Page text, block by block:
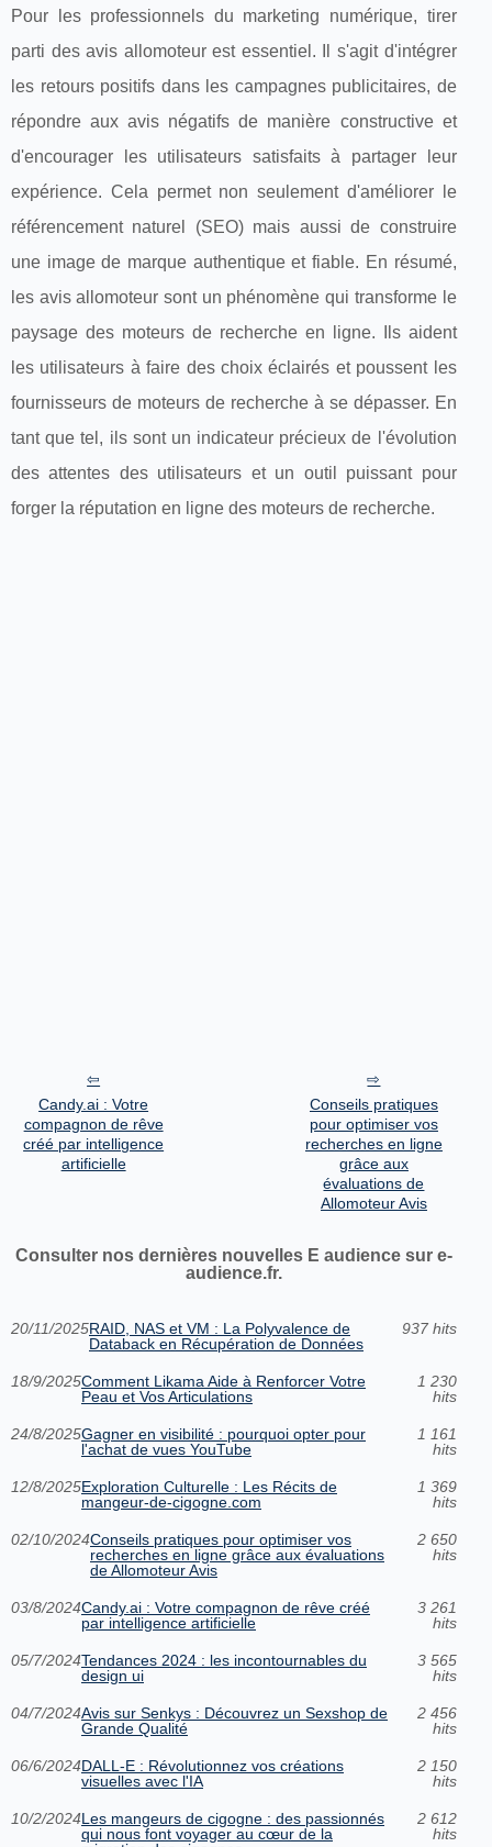
Pour les professionnels du marketing numérique, tirer
parti des avis allomoteur est essentiel. Il s'agit d'intégrer
les retours positifs dans les campagnes publicitaires, de
répondre aux avis négatifs de manière constructive et
d'encourager les utilisateurs satisfaits à partager leur
expérience. Cela permet non seulement d'améliorer le
référencement naturel (SEO) mais aussi de construire
une image de marque authentique et fiable. En résumé,
les avis allomoteur sont un phénomène qui transforme le
paysage des moteurs de recherche en ligne. Ils aident
les utilisateurs à faire des choix éclairés et poussent les
fournisseurs de moteurs de recherche à se dépasser. En
tant que tel, ils sont un indicateur précieux de l'évolution
des attentes des utilisateurs et un outil puissant pour
forger la réputation en ligne des moteurs de recherche.
Candy.ai : Votre
compagnon de rêve
créé par intelligence
artificielle
Conseils pratiques
pour optimiser vos
recherches en ligne
grâce aux
évaluations de
Allomoteur Avis
Consulter nos dernières nouvelles E audience sur e-
audience.fr.
20/11/2025RAID, NAS et VM : La Polyvalence de
Databack en Récupération de Données
937 hits
18/9/2025Comment Likama Aide à Renforcer Votre
Peau et Vos Articulations
1 230
hits
24/8/2025Gagner en visibilité : pourquoi opter pour
l'achat de vues YouTube
1 161
hits
12/8/2025Exploration Culturelle : Les Récits de
mangeur-de-cigogne.com
1 369
hits
02/10/2024Conseils pratiques pour optimiser vos
recherches en ligne grâce aux évaluations
de Allomoteur Avis
2 650
hits
03/8/2024Candy.ai : Votre compagnon de rêve créé
par intelligence artificielle
3 261
hits
05/7/2024Tendances 2024 : les incontournables du
design ui
3 565
hits
04/7/2024Avis sur Senkys : Découvrez un Sexshop de
Grande Qualité
2 456
hits
06/6/2024DALL-E : Révolutionnez vos créations
visuelles avec l'IA
2 150
hits
10/2/2024Les mangeurs de cigogne : des passionnés
qui nous font voyager au cœur de la
2 612
hits